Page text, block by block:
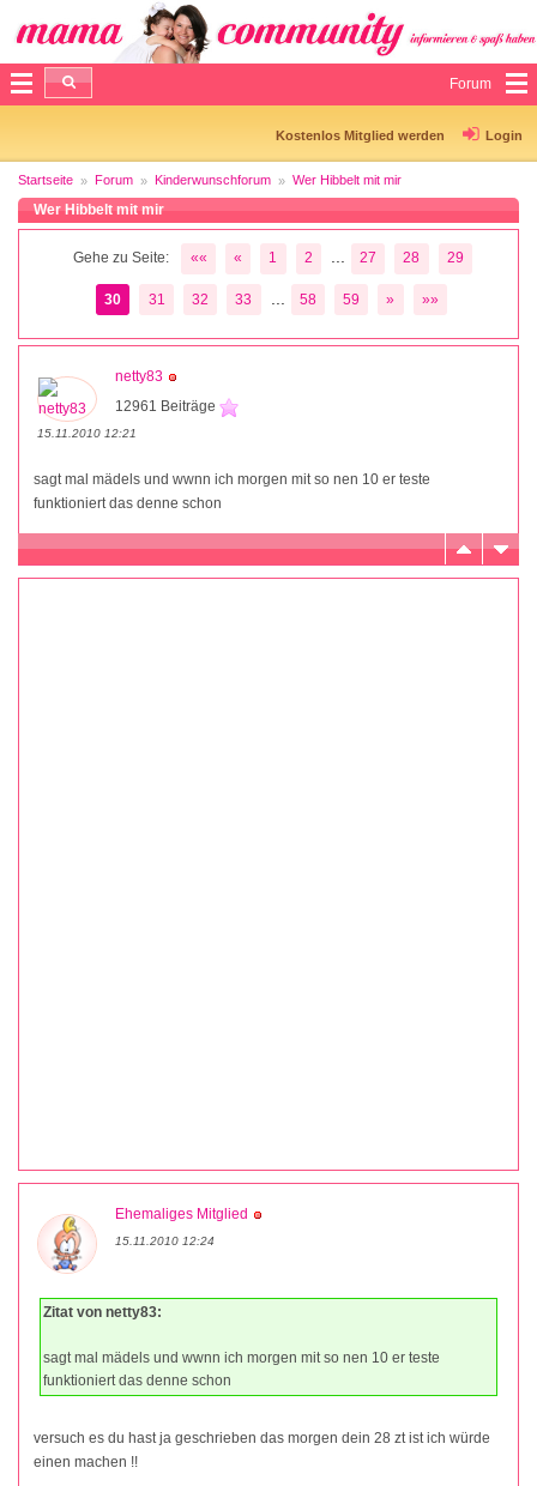
Forum
Kostenlos Mitglied werden Login
Startseite Forum Kinderwunschforum Wer Hibbelt mit mir
Wer Hibbelt mit mir
Gehe zu Seite: «« « 1 2 27 28 29
30 31 32 33 58 59 » »»
netty83
12961 Beiträge
15.11.2010 12:21
sagt mal mädels und wwnn ich morgen mit so nen 10 er teste
funktioniert das denne schon
Ehemaliges Mitglied
15.11.2010 12:24
Zitat von netty83:
sagt mal mädels und wwnn ich morgen mit so nen 10 er teste
funktioniert das denne schon
versuch es du hast ja geschrieben das morgen dein 28 zt ist ich würde
einen machen !!